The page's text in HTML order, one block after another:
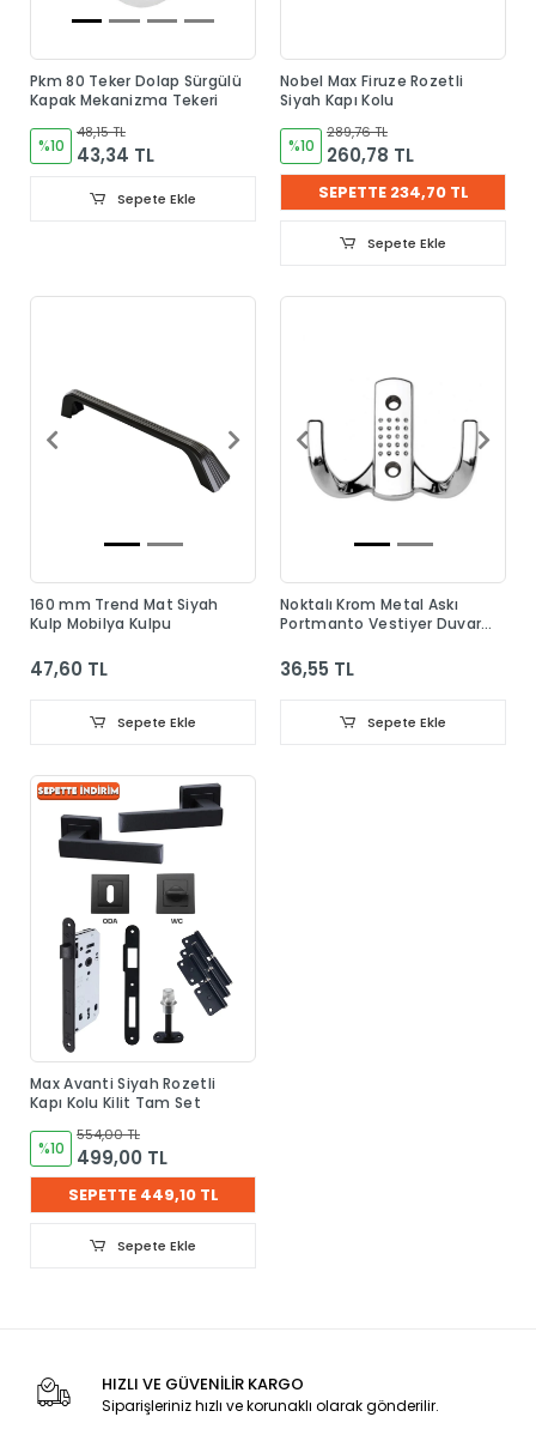
Pkm 80 Teker Dolap Sürgülü
Kapak Mekanizma Tekeri
%10
48,15 TL
43,34 TL
Sepete Ekle
Nobel Max Firuze Rozetli
Siyah Kapı Kolu
%10
289,76 TL
260,78 TL
SEPETTE 234,70 TL
Sepete Ekle
160 mm Trend Mat Siyah
Kulp Mobilya Kulpu
47,60 TL
Sepete Ekle
Noktalı Krom Metal Askı
Portmanto Vestiyer Duvar
36,55 TL
Sepete Ekle
Max Avanti Siyah Rozetli
Kapı Kolu Kilit Tam Set
%10
554,00 TL
499,00 TL
SEPETTE 449,10 TL
Sepete Ekle
HIZLI VE GÜVENİLİR KARGO
Siparişleriniz hızlı ve korunaklı olarak gönderilir.